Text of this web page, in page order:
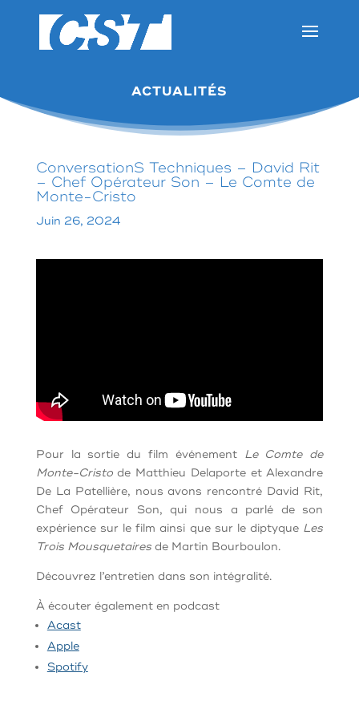
ACTUALITÉS
ConversationS Techniques – David Rit
– Chef Opérateur Son – Le Comte de
Monte-Cristo
Juin 26, 2024
Pour la sortie du film événement Le Comte de
Monte-Cristode Matthieu Delaporte et Alexandre
De La Patellière, nous avons rencontré David Rit,
Chef Opérateur Son, qui nous a parlé de son
expérience sur le film ainsi que sur le diptyque Les
Trois Mousquetairesde Martin Bourboulon.
Découvrez l’entretien dans son intégralité.
À écouter également en podcast
Acast
Apple
Spotify